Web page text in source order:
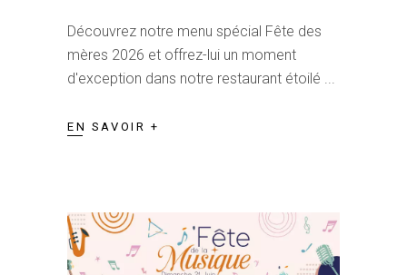
Découvrez notre menu spécial Fête des
mères 2026 et offrez-lui un moment
d'exception dans notre restaurant étoilé
EN SAVOIR +